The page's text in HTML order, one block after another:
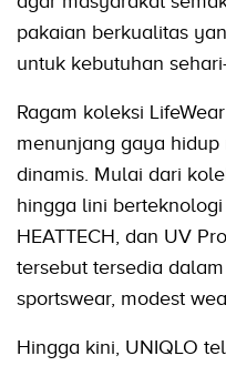
pakaian berkualitas
untuk kebutuhan
Ragam koleksi
menunjang gaya
dinamis. Mulai dari
hingga lini berteknologi
HEATTECH, dan UV
tersebut tersedia
sportswear, modest
Hingga kini, UNIQLO